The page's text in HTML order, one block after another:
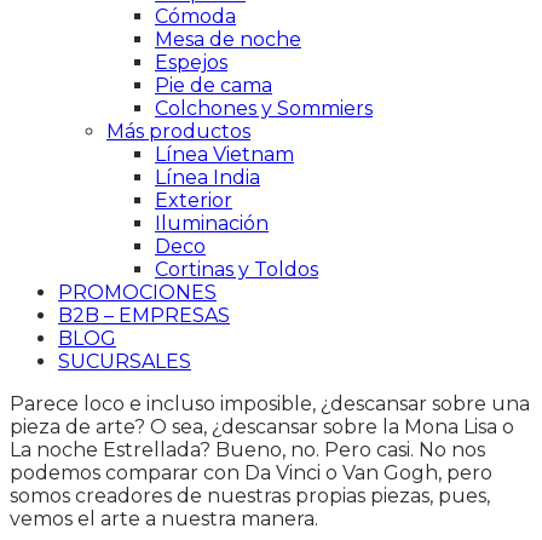
Cómoda
Mesa de noche
Espejos
Pie de cama
Colchones y Sommiers
Más productos
Línea Vietnam
Línea India
Exterior
Iluminación
Deco
Cortinas y Toldos
PROMOCIONES
B2B – EMPRESAS
BLOG
SUCURSALES
Parece loco e incluso imposible, ¿descansar sobre una
pieza de arte? O sea, ¿descansar sobre la Mona Lisa o
La noche Estrellada? Bueno, no. Pero casi. No nos
podemos comparar con Da Vinci o Van Gogh, pero
somos creadores de nuestras propias piezas, pues,
vemos el arte a nuestra manera.